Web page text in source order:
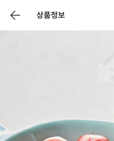
상품정보
인 농축산물할인